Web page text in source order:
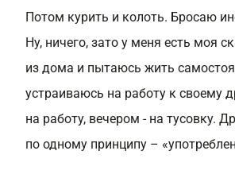
Потом курить и колоть. Бросаю
Ну, ничего, зато у меня есть моя
из дома и пытаюсь жить
устраиваюсь на работу к своему
на работу, вечером - на тусовку.
по одному принципу –